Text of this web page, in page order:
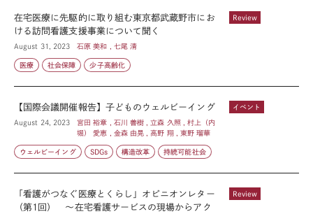
Review
在宅医療に先駆的に取り組む東京都武蔵野市にお
August 31, 2023 石原 美和 , 七尾 清
医療 社会保障 少子高齢化
イベント
【国際会議開催報告】子どものウェルビーイング
August 24, 2023
宮田 裕章 , 石川 善樹 , 立森 久照 , 村上（内
堀） 愛恵 , 金森 由晃 , 高野 翔 , 東野 瑠華
ウェルビーイング SDGs 構造改革 持続可能社会
Review
「看護がつなぐ医療とくらし」オピニオンレター
（第1回） ～在宅看護サービスの現場からアク